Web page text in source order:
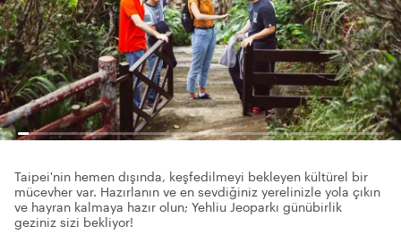
Taipei'nin hemen dışında, keşfedilmeyi bekleyen kültürel bir
mücevher var. Hazırlanın ve en sevdiğiniz yerelinizle yola çıkın
ve hayran kalmaya hazır olun; Yehliu Jeoparkı günübirlik
geziniz sizi bekliyor!